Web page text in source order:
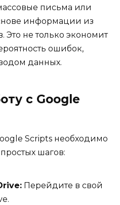
письма или
информации из
Это не только экономит
ошибок,
данных.
с Google
Scripts необходимо
шагов:
Перейдите в свой